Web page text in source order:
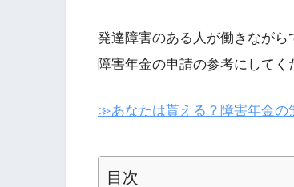
発達障害のある人が働きなが
障害年金の申請の参考にしてく
≫あなたは貰える？障害年金の
目次